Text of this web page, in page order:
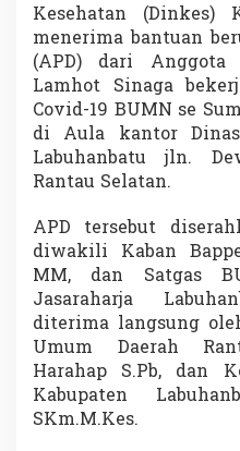
n
B
U
M
N
s
e
S
u
m
t
S
e
r
a
h
k
a
n
P
Kesehatan (Dinkes)
menerima bantuan
(APD) dari
Lamhot Sinaga
Covid-19 BUMN se
di Aula kantor Dinas
Labuhanbatu jln.
Rantau Selatan.
APD tersebut
diwakili Kaban
MM, dan Satgas
Jasaraharja
diterima langsung
Umum Daerah
Harahap S.Pb, dan
Kabupaten
SKm.M.Kes.